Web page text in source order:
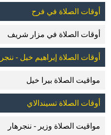
أوقات الصلاة في فرح
أوقات الصلاة في مزار شريف
أوقات الصلاة إبراهيم خيل -
مواقيت الصلاة بيرا خيل
أوقات الصلاة تسيندالاي
مواقيت الصلاة وزير - ننجرهار